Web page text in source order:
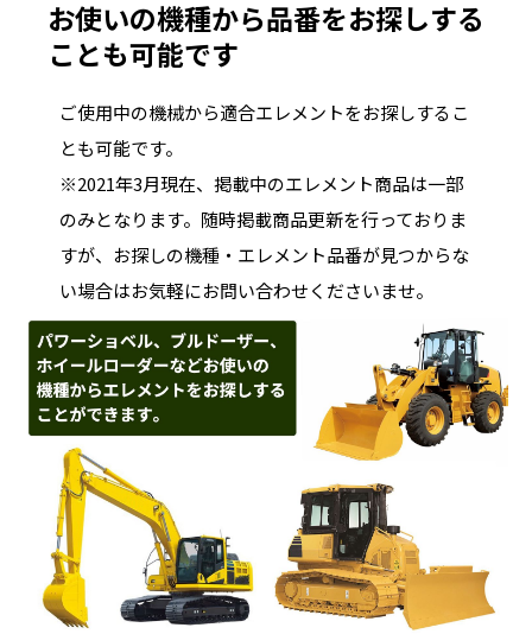
お使いの機種から品番をお探しする
ことも可能です
ご使用中の機械から適合エレメントをお探しするこ
とも可能です。
※2021年3月現在、掲載中のエレメント商品は一部
のみとなります。随時掲載商品更新を行っておりま
すが、お探しの機種・エレメント品番が見つからな
い場合はお気軽にお問い合わせくださいませ。